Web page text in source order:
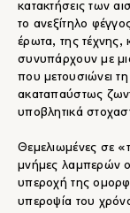
κατακτήσεις των
το ανεξίτηλο
έρωτα, της τέχνης,
συνυπάρχουν με
που μετουσιώνει
ακαταπαύστως
υποβλητικά
Θεμελιωμένες σε
μνήμες λαμπερών
υπεροχή της
υπεροψία του